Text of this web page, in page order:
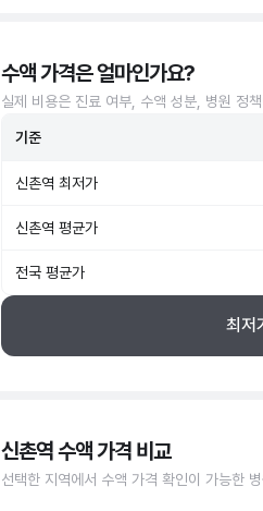
수액 가격은 얼마인가요?
실제 비용은 진료 여부, 수액 성분, 병원 정
기준
신촌역 최저가
신촌역 평균가
전국 평균가
최저
신촌역 수액 가격 비교
선택한 지역에서 수액 가격 확인이 가능한